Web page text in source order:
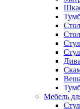
Мебель